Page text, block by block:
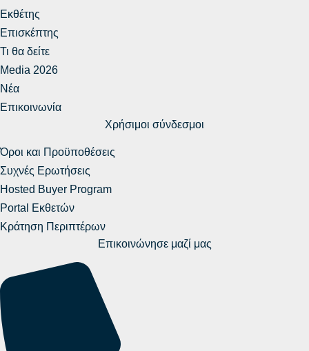
Εκθέτης
Επισκέπτης
Τι θα δείτε
Media 2026
Νέα
Επικοινωνία
Χρήσιμοι σύνδεσμοι
Όροι και Προϋποθέσεις
Συχνές Ερωτήσεις
Hosted Buyer Program
Portal Εκθετών
Κράτηση Περιπτέρων
Επικοινώνησε μαζί μας